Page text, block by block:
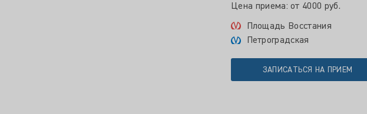
Цена приема: от 4000 руб.
Площадь Восстания
Петроградская
ЗАПИСАТЬСЯ НА ПРИЕМ